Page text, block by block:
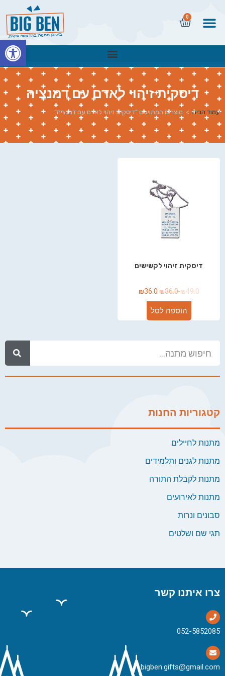
0
דיסקית זיהוי לאדם עם דמנציה
עמוד הבית > מוצרים המתויגים “דיסקית זיהוי לאדם עם דמנציה”
קטגוריות החנות
מתנות לחיילים
מתנות לגנים ותלמידים
מתנות לקבלת התורה
מתנות לאירועים
סבונים ונרות
תגי שם ושלטים
דיסקית זיהוי לקשישים
₪49.0
₪36.0
₪36.0
הוספה לסל
צרו איתנו קשר
bigben.gifts@gmail.com